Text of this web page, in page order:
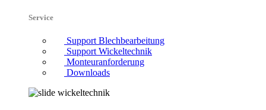
Service
Support Blechbearbeitung
Support Wickeltechnik
Monteuranforderung
Downloads